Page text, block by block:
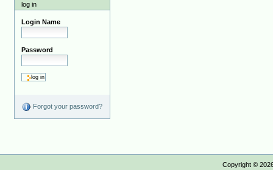
log in
Login Name
Password
Forgot your password?
Copyright ©